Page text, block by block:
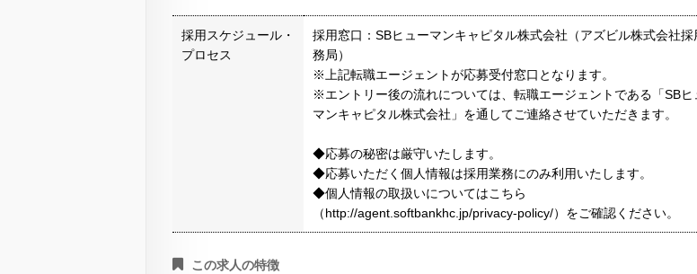
採用スケジュール・
プロセス
採用窓口：SBヒューマンキャピタル株式会社（アズビル株式会社採
務局）
※上記転職エージェントが応募受付窓口となります。
※エントリー後の流れについては、転職エージェントである「SBヒ
マンキャピタル株式会社」を通してご連絡させていただきます。
◆応募の秘密は厳守いたします。
◆応募いただく個人情報は採用業務にのみ利用いたします。
◆個人情報の取扱いについてはこちら
（http://agent.softbankhc.jp/privacy-policy/）をご確認ください。
この求人の特徴